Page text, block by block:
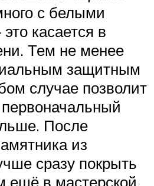
с белыми
касается в
Тем не менее
защитным
случае позволит
После
из
сразу покрыть
ещё в мастерской.